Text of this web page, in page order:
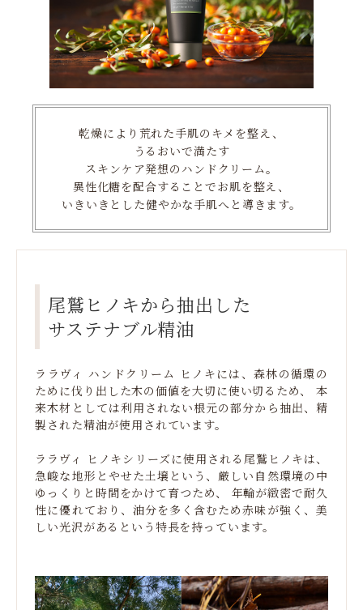
乾燥により荒れた手肌のキメを整え、
うるおいで満たす
スキンケア発想のハンドクリーム。
異性化糖を配合することでお肌を整え、
いきいきとした健やかな手肌へと導きます。
尾鷲ヒノキから抽出した
サステナブル精油
ララヴィ ハンドクリーム ヒノキには、森林の循環の
ために伐り出した木の価値を大切に使い切るため、 本
来木材としては利用されない根元の部分から抽出、精
製された精油が使用されています。
ララヴィ ヒノキシリーズに使用される尾鷲ヒノキは、
急峻な地形とやせた土壌という、厳しい自然環境の中
ゆっくりと時間をかけて育つため、 年輪が緻密で耐久
性に優れており、油分を多く含むため赤味が強く、美
しい光沢があるという特長を持っています。